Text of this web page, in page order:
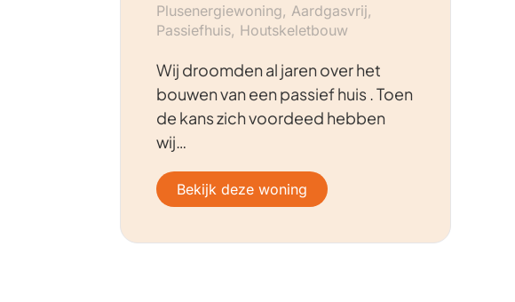
Plusenergiewoning, Aardgasvrij,
Passiefhuis, Houtskeletbouw
Wij droomden al jaren over het
bouwen van een passief huis . Toen
de kans zich voordeed hebben
wij…
Bekijk deze woning